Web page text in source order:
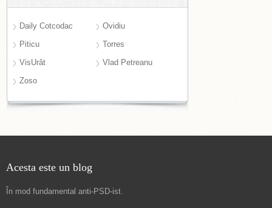
Daily Cotcodac
Ovidiu
Piticu
Torres
VisUrât
Vlad Petreanu
Zoso
Acesta este un blog
În mod fundamental anti-PSD-ist.